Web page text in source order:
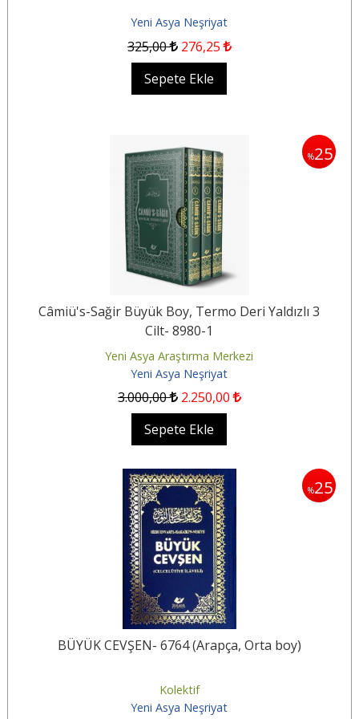
Yeni Asya Neşriyat
325,00 276,25
Sepete Ekle
%25
Câmiü's-Sağir Büyük Boy, Termo Deri Yaldızlı 3
Cilt- 8980-1
Yeni Asya Araştırma Merkezi
Yeni Asya Neşriyat
3.000,00 2.250,00
Sepete Ekle
%25
BÜYÜK CEVŞEN- 6764 (Arapça, Orta boy)
Kolektif
Yeni Asya Neşriyat